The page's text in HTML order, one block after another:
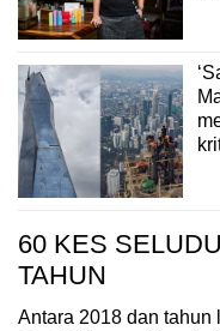
60 KES
TAHUN
Antara 2018 dan tahun